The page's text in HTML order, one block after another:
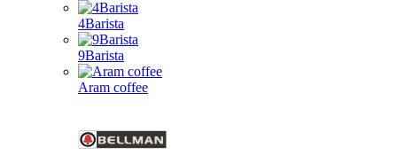
4Barista
9Barista
Aram coffee